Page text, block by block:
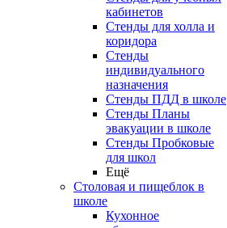
кабинетов
Стенды для холла и
коридора
Стенды
индивидуального
назначения
Стенды ПДД в школе
Стенды Планы
эвакуации в школе
Стенды Пробковые
для школ
Ещё
Столовая и пищеблок в
школе
Кухонное